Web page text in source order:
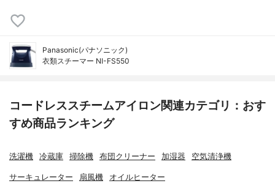
Panasonic(パナソニック)
衣類スチーマー NI-FS550
コードレススチームアイロン関連カテゴリ：おす
すめ商品ランキング
洗濯機 冷蔵庫 掃除機 布団クリーナー 加湿器 空気清浄機
サーキュレーター 扇風機 オイルヒーター